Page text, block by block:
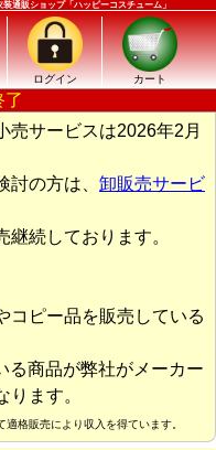
通販ショップ「ハッピーコスチューム」
ログイン カート
了
売サービスは2026年2月
の方は、 卸販売サービ
続しております。
コピー品を販売している
る商品が弊社がメーカー
ます。
格販売により収入を得ています。